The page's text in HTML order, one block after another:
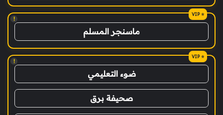
!
ماسنجر المسلم
!
ضوء التعليمي
صحيفة برق